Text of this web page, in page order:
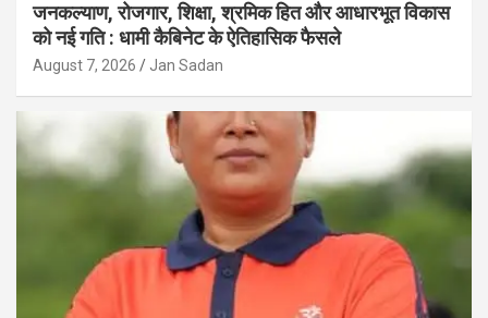
जनकल्याण, रोजगार, शिक्षा, श्रमिक हित और आधारभूत विकास
को नई गति : धामी कैबिनेट के ऐतिहासिक फैसले
August 7, 2026 Jan Sadan